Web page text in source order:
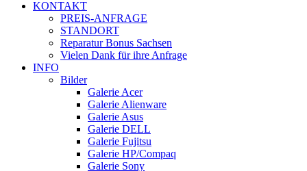
KONTAKT
PREIS-ANFRAGE
STANDORT
Reparatur Bonus Sachsen
Vielen Dank für ihre Anfrage
INFO
Bilder
Galerie Acer
Galerie Alienware
Galerie Asus
Galerie DELL
Galerie Fujitsu
Galerie HP/Compaq
Galerie Sony